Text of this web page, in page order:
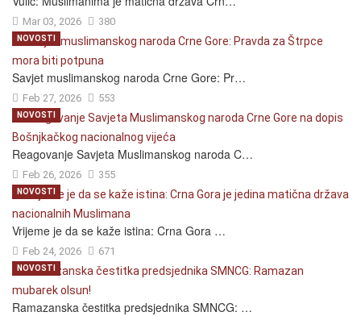
Mar 03, 2026 380
Savjet muslimanskog naroda Crne Gore: Pr…
Feb 27, 2026 553
NOVOSTI
Reagovanje Savjeta Muslimanskog naroda C…
Feb 26, 2026 355
NOVOSTI
Vrijeme je da se kaže istina: Crna Gora …
Feb 24, 2026 671
NOVOSTI
Ramazanska čestitka predsjednika SMNCG: …
NOVOSTI